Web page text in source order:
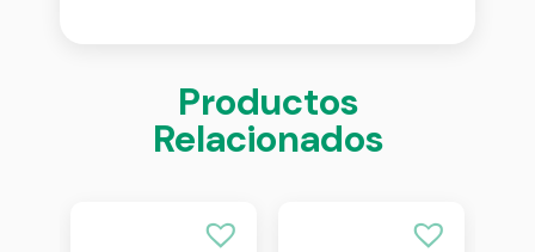
Productos
Relacionados